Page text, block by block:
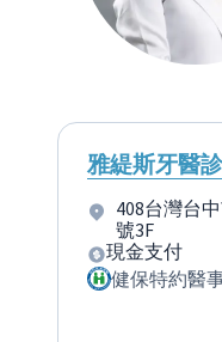
雅緹斯牙醫
408台灣台
號3F
現金支付
健保特約醫